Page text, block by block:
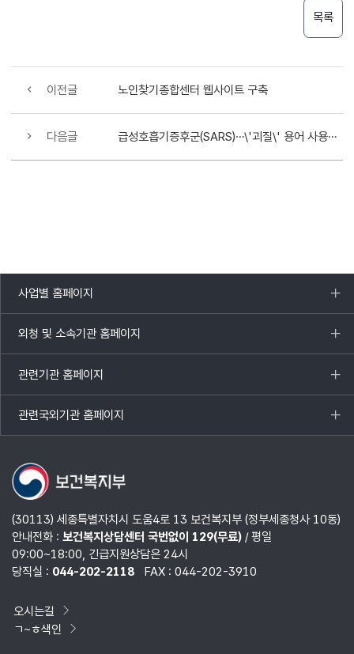
목록
이전글 노인찾기종합센터 웹사이트 구축
다음글 급성호흡기증후군(SARS)…\'괴질\' 용어 사용금지 요청
사업별 홈페이지
목록
열기
외청 및 소속기관 홈페이지
목록
열기
관련기관 홈페이지
목록
열기
관련국외기관 홈페이지
목록
열기
(30113) 세종특별자치시 도움4로 13 보건복지부 (정부세종청사 10동)
안내전화 : 보건복지상담센터 국번없이 129(무료)/ 평일
09:00~18:00, 긴급지원상담은 24시
당직실 : 044-202-2118 FAX : 044-202-3910
오시는길
ㄱ~ㅎ색인